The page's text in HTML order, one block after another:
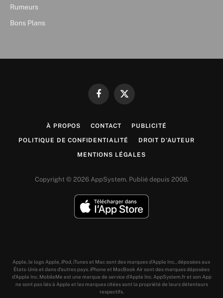
Rumeurs
Bons Plans
FacebookX
À PROPOS CONTACT PUBLICITÉ
POLITIQUE DE CONFIDENTIALITÉ DROIT D’AUTEUR
MENTIONS LÉGALES
Copyright © 2026 AppSystem. Publié depuis 2008.
Apple, le logo Apple, iPod, iTunes et Mac sont des marques d’Apple Inc., déposées aux
États-Unis et dans d’autres pays. iPhone et MacBook Air sont des marques déposées
d’Apple Inc. MobileMe est une marque de service d’Apple Inc. AppSystem.fr et son App
ne sont pas liés à Apple et les marques citées sont la propriété de leurs détenteurs
respectifs.